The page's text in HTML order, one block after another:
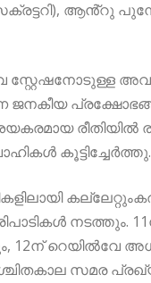
ആൻ്റു
സ്റ്റേഷനോടുള്ള
ജനകീയ
രീതിയിൽ
കൂട്ടിച്ചേർത്തു.
നടത്തും.
റെയിൽവേ
സമര